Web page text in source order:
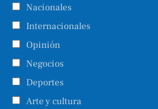
Nacionales
Internacionales
Opinión
Negocios
Deportes
Arte y cultura